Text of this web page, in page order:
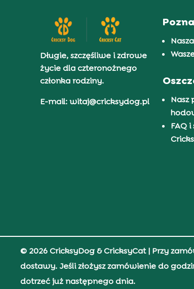
Długie, szczęśliwe i zdrowe
życie dla czteronożnego
członka rodziny.
E-mail: witaj@cricksydog.pl
Nasz
FAQ
© 2026 CricksyDog & CricksyCat| Przy
dostawy. Jeśli złożysz zamówienie do
dotrzeć już następnego dnia.